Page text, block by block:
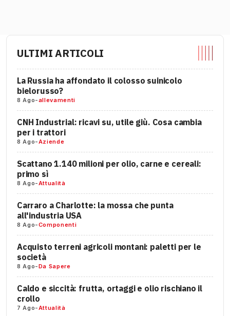
ULTIMI ARTICOLI
La Russia ha affondato il colosso suinicolo
bielorusso?
8 Ago-allevamenti
CNH Industrial: ricavi su, utile giù. Cosa cambia
per i trattori
8 Ago-Aziende
Scattano 1.140 milioni per olio, carne e cereali:
primo sì
8 Ago-Attualità
Carraro a Charlotte: la mossa che punta
all'industria USA
8 Ago-Componenti
Acquisto terreni agricoli montani: paletti per le
società
8 Ago-Da Sapere
Caldo e siccità: frutta, ortaggi e olio rischiano il
crollo
7 Ago-Attualità